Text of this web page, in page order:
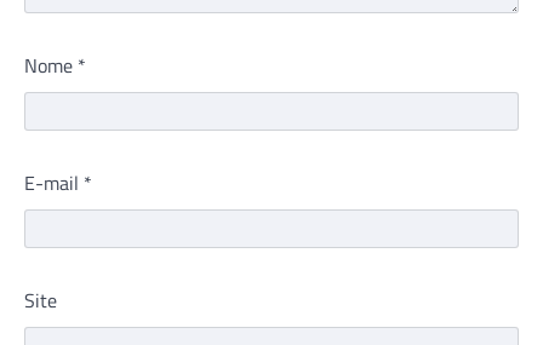
Nome *
E-mail *
Site